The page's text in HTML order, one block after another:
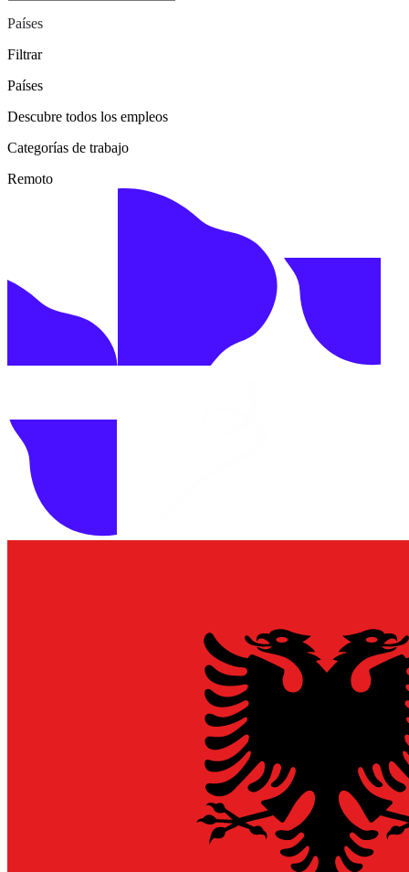
Países
Filtrar
Países
Descubre todos los empleos
Categorías de trabajo
Remoto